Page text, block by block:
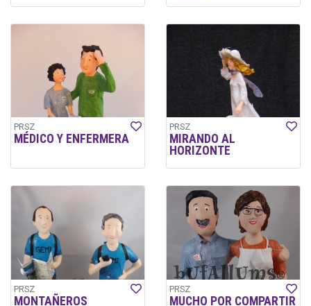
PRSZ
MÉDICO Y ENFERMERA
PRSZ
MIRANDO AL
HORIZONTE
PRSZ
MONTAÑEROS
PRSZ
MUCHO POR COMPARTIR